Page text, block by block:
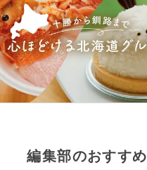
編集部のおすすめ